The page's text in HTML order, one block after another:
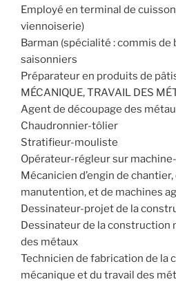
Employé en terminal de
viennoiserie)
Barman (spécialité : commis
saisonniers
Préparateur en produits de
MÉCANIQUE, TRAVAIL DES
Agent de découpage des
Chaudronnier-tôlier
Stratifieur-mouliste
Opérateur-régleur sur
Mécanicien d’engin de
manutention, et de machines
Dessinateur-projet de la
Dessinateur de la construction
des métaux
Technicien de fabrication de la
mécanique et du travail des